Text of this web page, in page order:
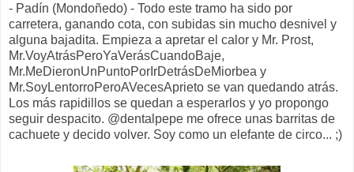
- Padín (Mondoñedo) - Todo este tramo ha sido por
carretera, ganando cota, con subidas sin mucho desnivel y
alguna bajadita. Empieza a apretar el calor y Mr. Prost,
Mr.VoyAtrásPeroYaVerásCuandoBaje,
Mr.MeDieronUnPuntoPorIrDetrásDeMiorbea y
Mr.SoyLentorroPeroAVecesAprieto se van quedando atrás.
Los más rapidillos se quedan a esperarlos y yo propongo
seguir despacito. @dentalpepe me ofrece unas barritas de
cachuete y decido volver. Soy como un elefante de circo... ;)